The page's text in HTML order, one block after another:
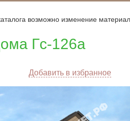
возможно изменение
Гс-126а
Добавить в избранное